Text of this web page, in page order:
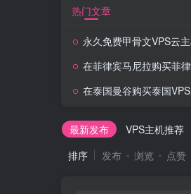
热门文章
永久免费甲骨文VPS云主机
在菲律宾马尼拉购买菲律
在泰国曼谷购买泰国
最新发布 VPS主机推荐
排序
发布 浏览 点赞